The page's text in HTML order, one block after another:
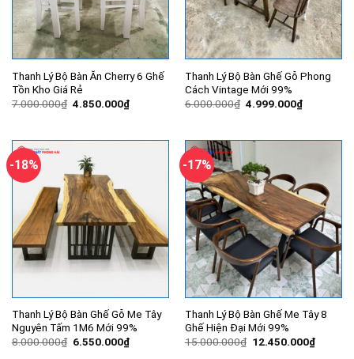
Thanh Lý Bộ Bàn Ăn Cherry 6 Ghế
Tồn Kho Giá Rẻ
7.000.000₫ Giá
4.850.000₫Giá
hiện
4.850.000₫.
Thanh Lý Bộ Bàn Ghế Gỗ Phong
Cách Vintage Mới 99%
6.000.000₫ Giá
4.999.000₫Giá
hiện
-18%
Thanh Lý Bộ Bàn Ghế Gỗ Me Tây
Nguyên Tấm 1M6 Mới 99%
8.000.000₫ Giá
6.550.000₫Giá
hiện
-17%
Thanh Lý Bộ Bàn Ghế Me Tây 8
Ghế Hiện Đại Mới 99%
15.000.000₫ Giá
12.450.000₫Giá
hiện